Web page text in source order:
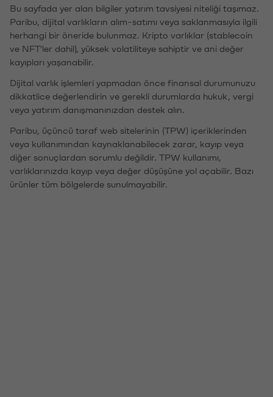
Bu sayfada yer alan bilgiler yatırım tavsiyesi niteliği taşımaz.
Paribu, dijital varlıkların alım-satımı veya saklanmasıyla ilgili
herhangi bir öneride bulunmaz. Kripto varlıklar (stablecoin
ve NFT'ler dahil), yüksek volatiliteye sahiptir ve ani değer
kayıpları yaşanabilir.
Dijital varlık işlemleri yapmadan önce finansal durumunuzu
dikkatlice değerlendirin ve gerekli durumlarda hukuk, vergi
veya yatırım danışmanınızdan destek alın.
Paribu, üçüncü taraf web sitelerinin (TPW) içeriklerinden
veya kullanımından kaynaklanabilecek zarar, kayıp veya
diğer sonuçlardan sorumlu değildir. TPW kullanımı,
varlıklarınızda kayıp veya değer düşüşüne yol açabilir. Bazı
ürünler tüm bölgelerde sunulmayabilir.